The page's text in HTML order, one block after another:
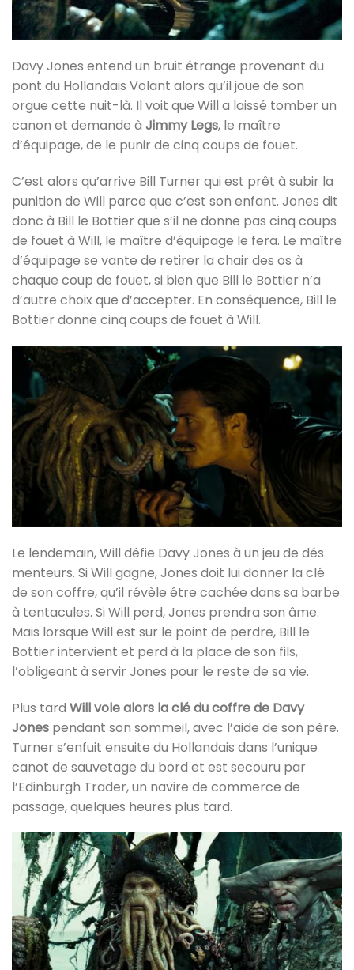
Davy Jones entend un bruit étrange provenant du
pont du Hollandais Volant alors qu’il joue de son
orgue cette nuit-là. Il voit que Will a laissé tomber un
canon et demande à Jimmy Legs, le maître
d’équipage, de le punir de cinq coups de fouet.
C’est alors qu’arrive Bill Turner qui est prêt à subir la
punition de Will parce que c’est son enfant. Jones dit
donc à Bill le Bottier que s’il ne donne pas cinq coups
de fouet à Will, le maître d’équipage le fera. Le maître
d’équipage se vante de retirer la chair des os à
chaque coup de fouet, si bien que Bill le Bottier n’a
d’autre choix que d’accepter. En conséquence, Bill le
Bottier donne cinq coups de fouet à Will.
Le lendemain, Will défie Davy Jones à un jeu de dés
menteurs. Si Will gagne, Jones doit lui donner la clé
de son coffre, qu’il révèle être cachée dans sa barbe
à tentacules. Si Will perd, Jones prendra son âme.
Mais lorsque Will est sur le point de perdre, Bill le
Bottier intervient et perd à la place de son fils,
l’obligeant à servir Jones pour le reste de sa vie.
Plus tard Will vole alors la clé du coffre de Davy
Jones pendant son sommeil, avec l’aide de son père.
Turner s’enfuit ensuite du Hollandais dans l’unique
canot de sauvetage du bord et est secouru par
l’Edinburgh Trader, un navire de commerce de
passage, quelques heures plus tard.